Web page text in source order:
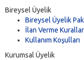
Bireysel Üyelik
Bireysel Üyelik
İlan Verme
Kullanım Koşulları
Kurumsal Üyelik